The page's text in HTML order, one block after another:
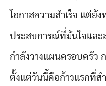
โอกาสความสำเร็จ แต่ยั
ประสบการณ์ที่มั่นใจแล
กำลังวางแผนครอบครัว
ตั้งแต่วันนี้คือก้าวแรกที่ส